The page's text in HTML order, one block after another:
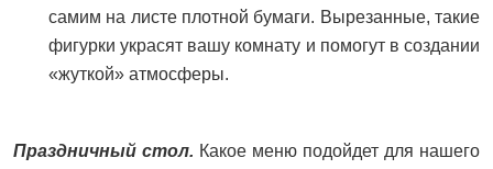
самим на листе плотной бумаги. Вырезанные, такие
фигурки украсят вашу комнату и помогут в создании
«жуткой» атмосферы.
Праздничный стол. Какое меню подойдет для нашего